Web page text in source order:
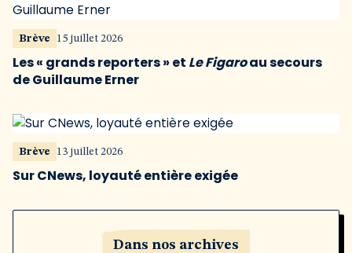
Brève 15 juillet 2026
Les « grands reporters » et Le Figaroau secours
de Guillaume Erner
Brève 13 juillet 2026
Sur CNews, loyauté entière exigée
Dans nos archives